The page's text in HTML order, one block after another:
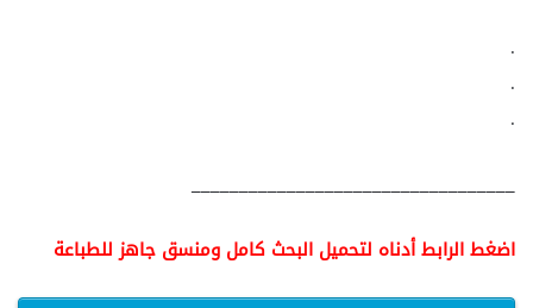
.
.
.
__________________________________
اضغط الرابط أدناه لتحميل البحث كامل ومنسق جاهز للطباعة